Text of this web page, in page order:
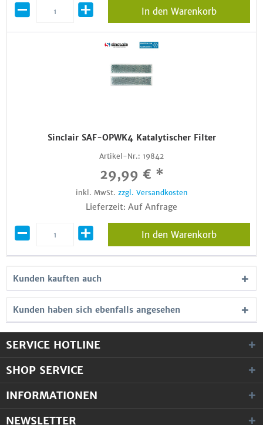
In den Warenkorb
Sinclair SAF-OPWK4 Katalytischer Filter
Artikel-Nr.: 19842
29,99 € *
inkl. MwSt. zzgl. Versandkosten
Lieferzeit: Auf Anfrage
In den Warenkorb
Kunden kauften auch
Kunden haben sich ebenfalls angesehen
SERVICE HOTLINE
SHOP SERVICE
INFORMATIONEN
NEWSLETTER